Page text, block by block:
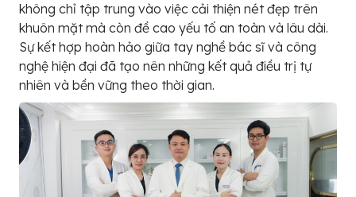
không chỉ tập trung vào việc cải thiện nét đẹp trên
khuôn mặt mà còn đề cao yếu tố an toàn và lâu dài.
Sự kết hợp hoàn hảo giữa tay nghề bác sĩ và công
nghệ hiện đại đã tạo nên những kết quả điều trị tự
nhiên và bền vững theo thời gian.